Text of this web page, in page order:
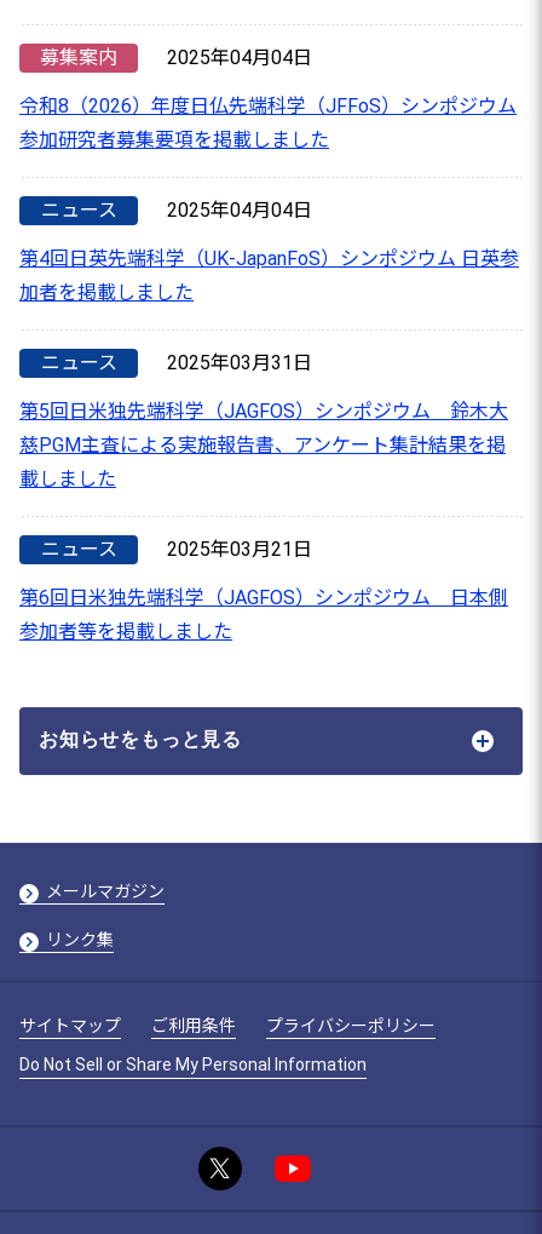
募集案内 2025年04月04日
令和8（2026）年度日仏先端科学（JFFoS）シンポジウム
参加研究者募集要項を掲載しました
ニュース 2025年04月04日
第4回日英先端科学（UK-JapanFoS）シンポジウム 日英参
加者を掲載しました
ニュース 2025年03月31日
第5回日米独先端科学（JAGFOS）シンポジウム 鈴木大
慈PGM主査による実施報告書、アンケート集計結果を掲
載しました
ニュース 2025年03月21日
第6回日米独先端科学（JAGFOS）シンポジウム 日本側
参加者等を掲載しました
お知らせをもっと見る
メールマガジン
リンク集
サイトマップ ご利用条件
プライバシーポリシー
Do Not Sell or Share My Personal Information